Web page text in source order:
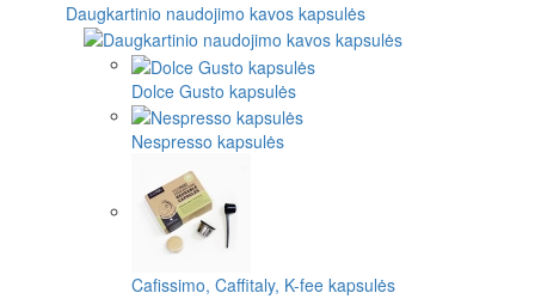
Daugkartinio naudojimo kavos kapsulės
Dolce Gusto kapsulės
Nespresso kapsulės
Cafissimo, Caffitaly, K-fee kapsulės